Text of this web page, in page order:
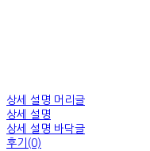
상세 설명 머리글
상세 설명
상세 설명 바닥글
후기(0)